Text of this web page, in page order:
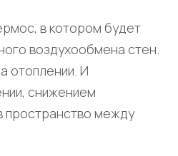
в котором будет
воздухообмена стен.
отоплении. И
снижением
пространство между